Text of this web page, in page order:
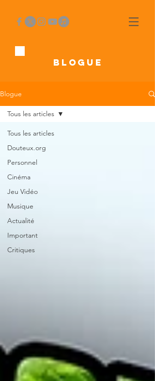
BLOGUE
Blogue
Tous les articles
Douteux.org
Personnel
Cinéma
Jeu Vidéo
Musique
Actualité
Important
Critiques
Tous les articles